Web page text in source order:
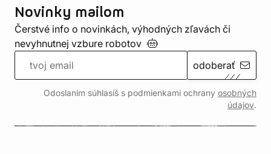
Novinky mailom
Čerstvé info o novinkách, výhodných zľavách či
nevyhnutnej vzbure robotov
odoberať
Odoslaním súhlasíš s podmienkami ochrany osobných
údajov.